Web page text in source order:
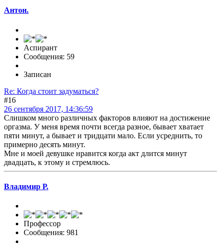
Антон.
Аспирант
Сообщения: 59
Записан
Re: Когда стоит задуматься?
#16
26 сентября 2017, 14:36:59
Слишком много различных факторов влияют на достижение
оргазма. У меня время почти всегда разное, бывает хватает
пяти минут, а бывает и тридцати мало. Если усреднить, то
примерно десять минут.
Мне и моей девушке нравится когда акт длится минут
двадцать, к этому и стремлюсь.
Владимир Р.
Профессор
Сообщения: 981